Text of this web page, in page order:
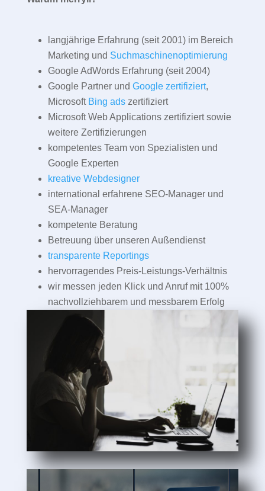
langjährige Erfahrung (seit 2001) im Bereich
Marketing und Suchmaschinenoptimierung
Google AdWords Erfahrung (seit 2004)
Google Partner und Google zertifiziert,
Microsoft Bing adszertifiziert
Microsoft Web Applications zertifiziert sowie
weitere Zertifizierungen
kompetentes Team von Spezialisten und
Google Experten
kreative Webdesigner
international erfahrene SEO-Manager und
SEA-Manager
kompetente Beratung
Betreuung über unseren Außendienst
transparente Reportings
hervorragendes Preis-Leistungs-Verhältnis
wir messen jeden Klick und Anruf mit 100%
nachvollziehbarem und messbarem Erfolg